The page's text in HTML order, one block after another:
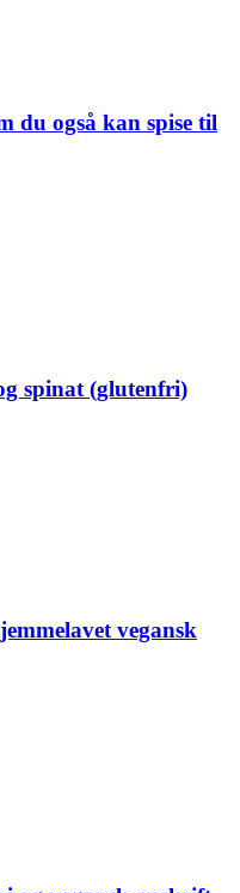
du også kan spise til
spinat (glutenfri)
vegansk